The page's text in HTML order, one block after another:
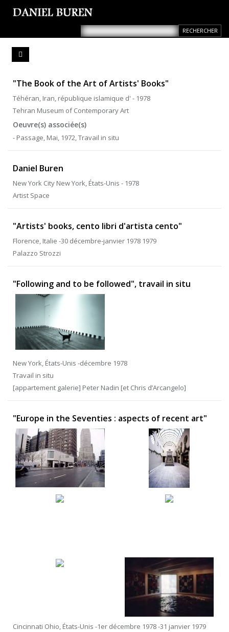
"The Book of the Art of Artists' Books"
Téhéran, Iran, république islamique d' - 1978
Tehran Museum of Contemporary Art
Oeuvre(s) associée(s)
- Passage, Mai, 1972, Travail in situ
Daniel Buren
New York City New York, États-Unis - 1978
Artist Space
"Artists' books, cento libri d'artista cento"
Florence, Italie -30 décembre-janvier 1978 1979
Palazzo Strozzi
"Following and to be followed", travail in situ
New York, États-Unis -décembre 1978
Travail in situ
[appartement galerie] Peter Nadin [et Chris d’Arcangelo]
"Europe in the Seventies : aspects of recent art"
Cincinnati Ohio, États-Unis -1er décembre 1978 -31 janvier 1979